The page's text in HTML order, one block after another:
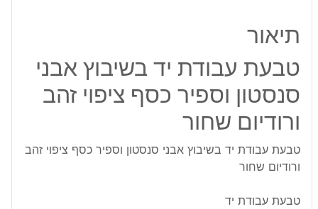
תיאור
טבעת עבודת יד בשיבוץ אבני
סנסטון וספיר כסף ציפוי זהב
ורודיום שחור
טבעת עבודת יד בשיבוץ אבני סנסטון וספיר כסף ציפוי זהב
ורודיום שחור
טבעת עבודת יד